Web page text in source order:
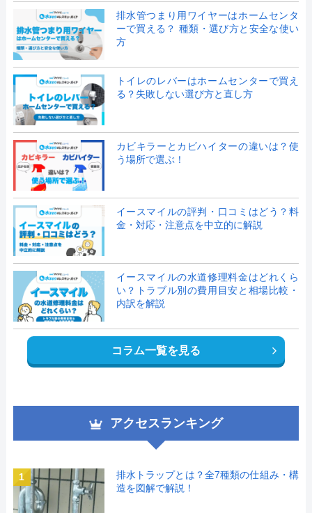
排水管つまり用ワイヤーはホームセンタ
ーで買える？ 種類・選び方と安全な使い
方
トイレのレバーはホームセンターで買え
る？失敗しない選び方と直し方
カビキラーとカビハイターの違いは？使
う場所で選ぶ！
イースマイルの評判・口コミはどう？料
金・対応・注意点を中立的に解説
イースマイルの水道修理料金はどれくら
い？トラブル別の費用目安と相場比較・
内訳を解説
コラム一覧を見る
アクセスランキング
1
排水トラップとは？全7種類の仕組み・構
造を図解で解説！